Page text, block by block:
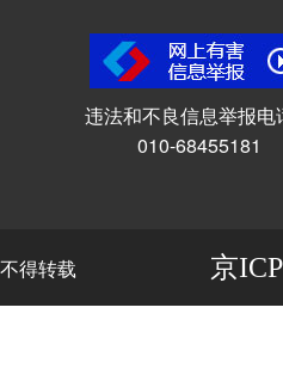
违法和不良信息举报电
010-68455181
得转载 京